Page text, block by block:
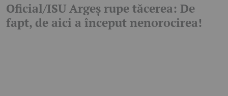
Oficial/ISU Argeș rupe tăcerea: De
fapt, de aici a început nenorocirea!